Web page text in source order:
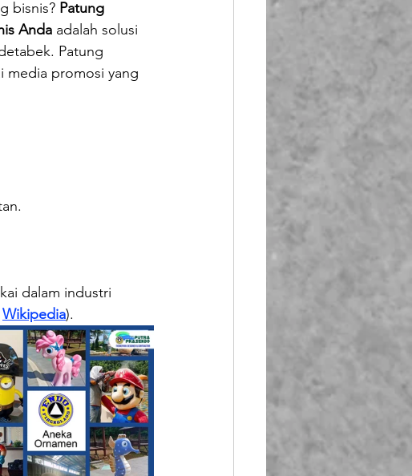
Booth Fiberglass
Fiberglass
bisnis? Patung
Anda adalah solusi
Patung
media promosi yang
dalam industri
Wikipedia).